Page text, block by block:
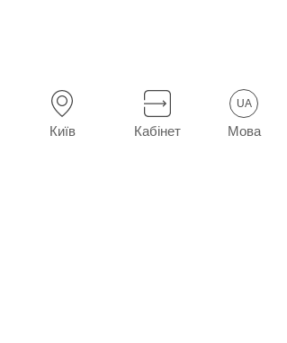
Київ Кабінет
UA
Мова